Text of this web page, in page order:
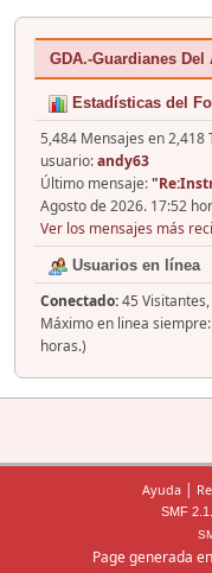
GDA.-Guardianes
Estadísticas del
5,484 Mensajes en
usuario:andy63
Último mensaje:"
Agosto de 2026. 17:52
Ver los mensajes más
Usuarios en línea
Conectado:45
Máximo en linea
horas.)
Ayuda |
SMF
Page generada